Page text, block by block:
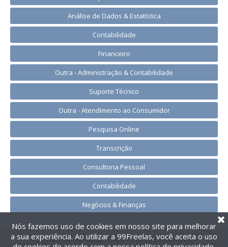
Análise de Dados & Estatística
Contabilidade
Financeiro
Outra - Administração & Contabilidade
Suporte Técnico
Outra - Atendimento ao Consumidor
Pesquisa Online
Transcrição
Consultoria Pessoal
Contabilidade
Negócios & Finanças
@2014-2026 99Freelas. Todos os direitos reservados.
Nós fazemos uso de cookies em nosso site para melhorar
a sua experiência. Ao utilizar a 99Freelas, você aceita o uso